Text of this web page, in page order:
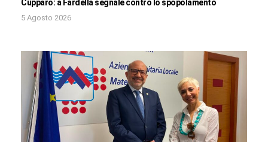
Cupparo: a Fardella segnale contro lo spopolamento
5 Agosto 2026